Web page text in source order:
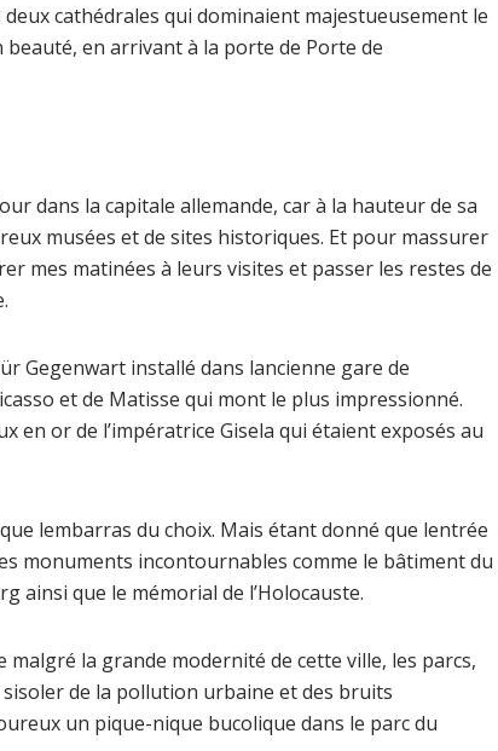
deux cathédrales qui dominaient majestueusement le
beauté, en arrivant à la porte de Porte de
dans la capitale allemande, car à la hauteur de sa
musées et de sites historiques. Et pour massurer
mes matinées à leurs visites et passer les restes de
Gegenwart installé dans lancienne gare de
et de Matisse qui mont le plus impressionné.
en or de l’impératrice Gisela qui étaient exposés au
lembarras du choix. Mais étant donné que lentrée
monuments incontournables comme le bâtiment du
ainsi que le mémorial de l’Holocauste.
malgré la grande modernité de cette ville, les parcs,
de la pollution urbaine et des bruits
un pique-nique bucolique dans le parc du